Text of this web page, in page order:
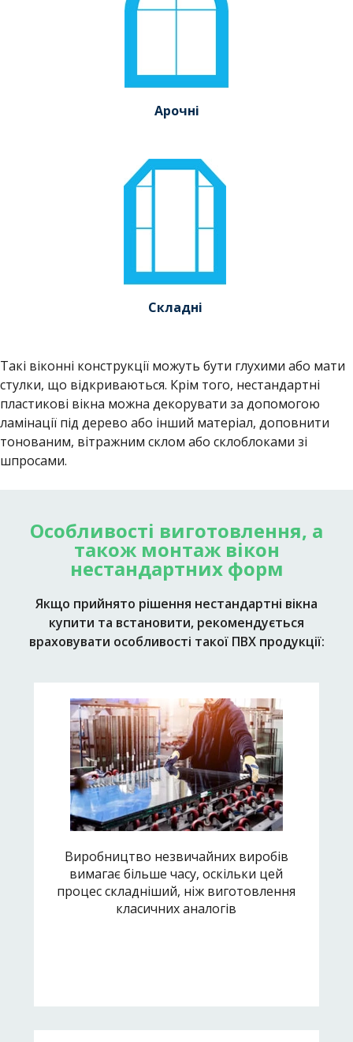
Арочні
Складні
Такі віконні конструкції можуть бути глухими або мати
стулки, що відкриваються. Крім того, нестандартні
пластикові вікна можна декорувати за допомогою
ламінації під дерево або інший матеріал, доповнити
тонованим, вітражним склом або склоблоками зі
шпросами.
Особливості виготовлення, а
також монтаж вікон
нестандартних форм
Якщо прийнято рішення нестандартні вікна
купити та встановити, рекомендується
враховувати особливості такої ПВХ продукції:
Виробництво незвичайних виробів
вимагає більше часу, оскільки цей
процес складніший, ніж виготовлення
класичних аналогів